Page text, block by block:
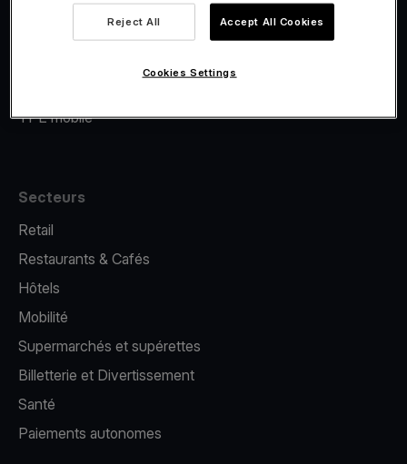
Financement Viva.com
TPE mobile
Secteurs
Retail
Restaurants & Cafés
Hôtels
Mobilité
Supermarchés et supérettes
Billetterie et Divertissement
Santé
Paiements autonomes
Reject All Accept All Cookies
Cookies Settings